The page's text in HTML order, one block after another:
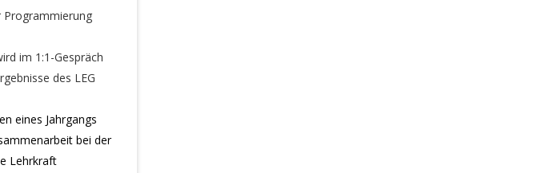
Programmierung
im 1:1-Gespräch
des LEG
eines Jahrgangs
bei der
Lehrkraft